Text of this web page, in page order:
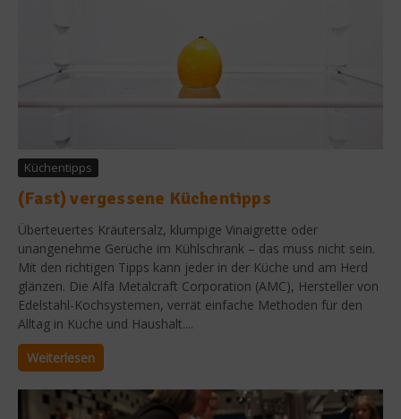
Küchentipps
(Fast) vergessene Küchentipps
Überteuertes Kräutersalz, klumpige Vinaigrette oder
unangenehme Gerüche im Kühlschrank – das muss nicht sein.
Mit den richtigen Tipps kann jeder in der Küche und am Herd
glänzen. Die Alfa Metalcraft Corporation (AMC), Hersteller von
Edelstahl-Kochsystemen, verrät einfache Methoden für den
Alltag in Küche und Haushalt....
Weiterlesen